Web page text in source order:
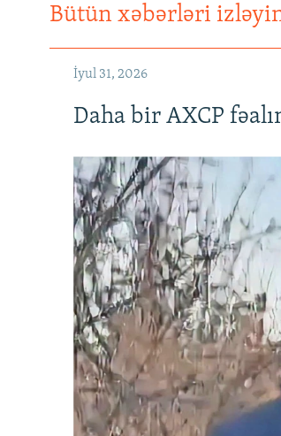
Bütün xəbərləri
İyul 31, 2026
Daha bir AXCP